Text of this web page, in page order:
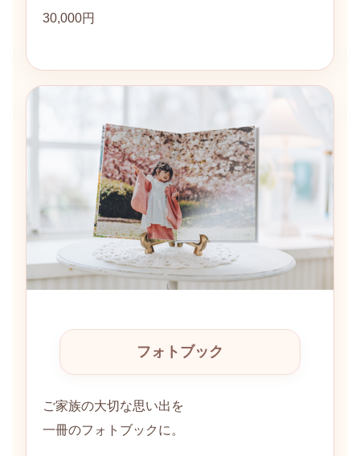
30,000円
フォトブック
ご家族の大切な思い出を
一冊のフォトブックに。